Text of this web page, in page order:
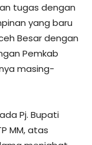
tugas dengan
yang baru
Besar dengan
Pemkab
masing-
Pj. Bupati
MM, atas